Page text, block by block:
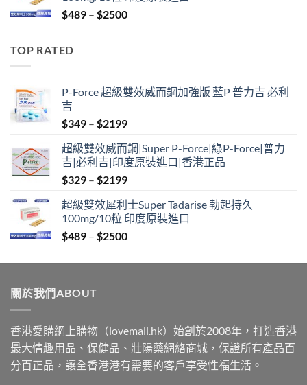
$2099
$489 – $2500Price
TOP RATED
P-Force 超級雙效威而鋼加強版 藍P 普力吉 必利
吉
$349 – $2199Price
$349
through
$2199
超級雙效威而鋼|Super P-Force|綠P-Force|普力
吉|必利吉|印度原裝進口|香港正品
$329 – $2199Price
$329
through
$2199
超級雙效犀利士Super Tadarise 勃起持久
100mg/10粒 印度原裝進口
$489 – $2500Price
$489
關於我們ABOUT
香港愛購網上購物（lovemall.hk）始創於2008年，打造香港
最大情趣用品、保健品、壯陽藥網絡商城，保證所有產品百
分百正品，讓全香港港有需要的客戶享受性福生活。